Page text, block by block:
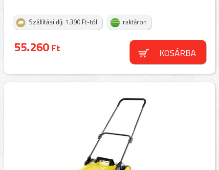
Szállítási díj: 1.390 Ft-tól raktáron
55.260Ft KOSÁRBA